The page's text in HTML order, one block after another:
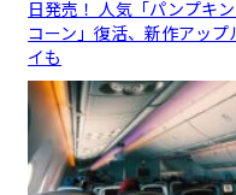
日発売！ 人気「パンプキ
コーン」復活、新作アップ
イも